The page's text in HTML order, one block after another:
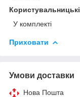
У комплекті
Приховати
Умови доставки
Нова Пошта